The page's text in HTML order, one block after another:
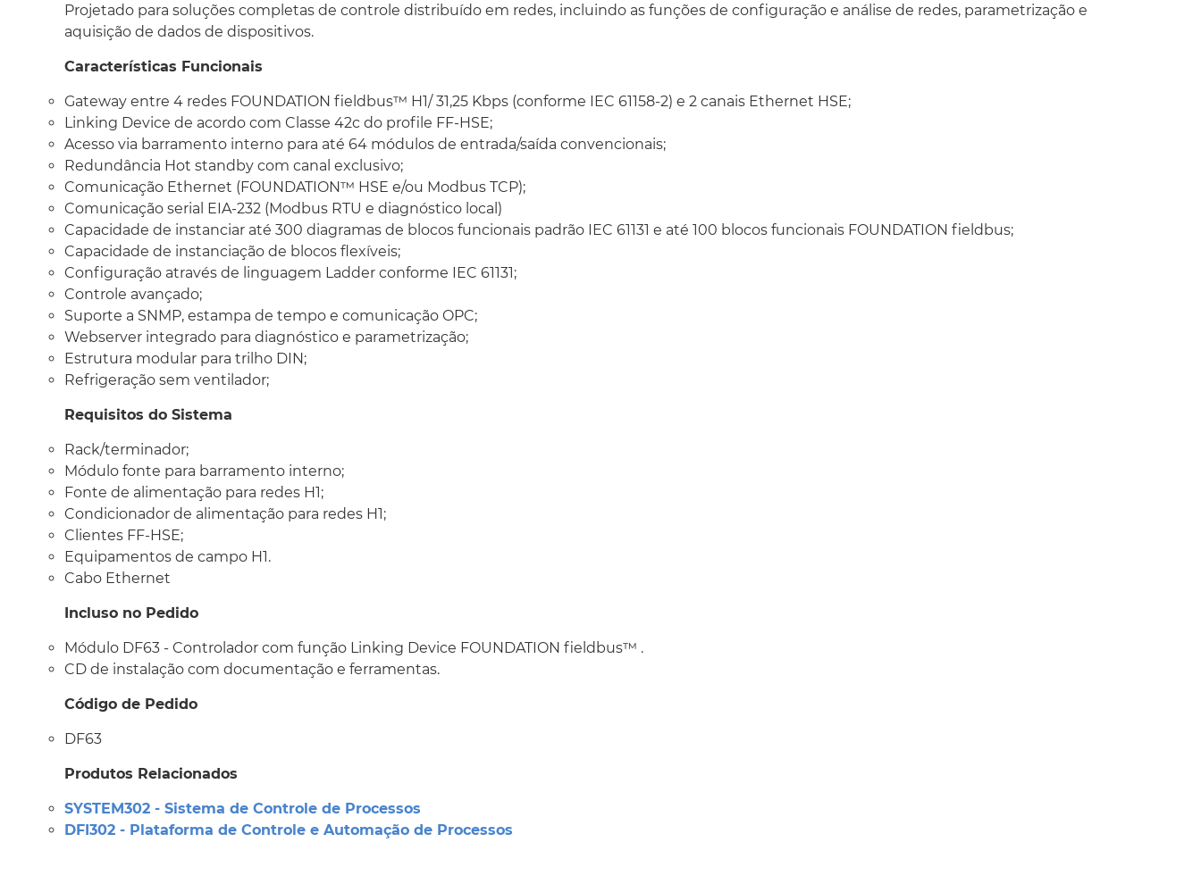
Cabo Ethernet
fieldbus ™.
Código de Pedido
Produtos Relacionados
Projetado para soluções completas de controle distribuído em redes, incluindo as funções de configuração e análise de redes, parametrização e
aquisição de dados de dispositivos.
Características Funcionais
Gateway entre 4 redes FOUNDATION fieldbus™ H1/ 31,25 Kbps (conforme IEC 61158-2) e 2 canais Ethernet HSE;
Linking Device de acordo com Classe 42c do profile FF-HSE;
Acesso via barramento interno para até 64 módulos de entrada/saída convencionais;
Redundância Hot standby com canal exclusivo;
Comunicação Ethernet (FOUNDATION™ HSE e/ou Modbus TCP);
Comunicação serial EIA-232 (Modbus RTU e diagnóstico local)
Capacidade de instanciar até 300 diagramas de blocos funcionais padrão IEC 61131 e até 100 blocos funcionais FOUNDATION fieldbus;
Capacidade de instanciação de blocos flexíveis;
Configuração através de linguagem Ladder conforme IEC 61131;
Controle avançado;
Suporte a SNMP, estampa de tempo e comunicação OPC;
Webserver integrado para diagnóstico e parametrização;
Estrutura modular para trilho DIN;
Refrigeração sem ventilador;
Requisitos do Sistema
Rack/terminador;
Módulo fonte para barramento interno;
Fonte de alimentação para redes H1;
Condicionador de alimentação para redes H1;
Clientes FF-HSE;
Equipamentos de campo H1.
Cabo Ethernet
Incluso no Pedido
Módulo DF63 - Controlador com função Linking Device FOUNDATION fieldbus™ .
CD de instalação com documentação e ferramentas.
Código de Pedido
DF63
Produtos Relacionados
SYSTEM302 - Sistema de Controle de Processos
DFI302 - Plataforma de Controle e Automação de Processos